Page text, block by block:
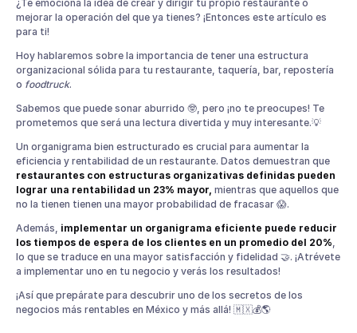
restaurante
Estructura organizacional de un restaurante
Organigrama de un restaurante de comida rápida
Organigrama de una taquería
¿Cómo hacer un organigrama para un restaurante?
¿Te emociona la idea de crear y dirigir tu propio restaurante o
mejorar la operación del que ya tienes? ¡Entonces este artículo es
para ti!
Hoy hablaremos sobre la importancia de tener una estructura
organizacional sólida para tu restaurante, taquería, bar, repostería
o foodtruck.
Sabemos que puede sonar aburrido 🤓, pero ¡no te preocupes! Te
prometemos que será una lectura divertida y muy interesante.💡
Un organigrama bien estructurado es crucial para aumentar la
eficiencia y rentabilidad de un restaurante. Datos demuestran que
restaurantes con estructuras organizativas definidas pueden
lograr una rentabilidad un 23% mayor, mientras que aquellos que
no la tienen tienen una mayor probabilidad de fracasar 😱.
Además, implementar un organigrama eficiente puede reducir
los tiempos de espera de los clientes en un promedio del 20%
lo que se traduce en una mayor satisfacción y fidelidad 🤝. ¡Atrévete
a implementar uno en tu negocio y verás los resultados!
¡Así que prepárate para descubrir uno de los secretos de los
negocios más rentables en México y más allá! 🇲🇽💰🌎